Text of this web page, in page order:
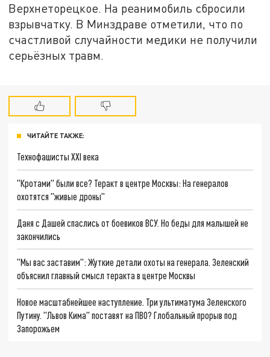
Верхнеторецкое. На реанимобиль сбросили
взрывчатку. В Минздраве отметили, что по
счастливой случайности медики не получили
серьёзных травм.
ЧИТАЙТЕ ТАКЖЕ:
Технофашисты XXI века
"Кротами" были все? Теракт в центре Москвы: На генералов
охотятся "живые дроны"
Даня с Дашей спаслись от боевиков ВСУ. Но беды для малышей не
закончились
"Мы вас заставим": Жуткие детали охоты на генерала. Зеленский
объяснил главный смысл теракта в центре Москвы
Новое масштабнейшее наступление. Три ультиматума Зеленского
Путину. "Львов Кима" поставят на ПВО? Глобальный прорыв под
Запорожьем